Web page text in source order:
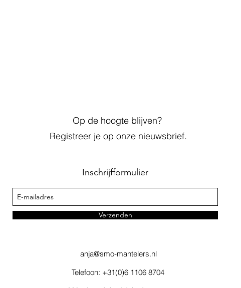
Op de hoogte blijven?
Registreer je op onze nieuwsbrief.
Inschrijfformulier
Verzenden
anja@smo-mantelers.nl
Telefoon: +31(0)6 1106 8704